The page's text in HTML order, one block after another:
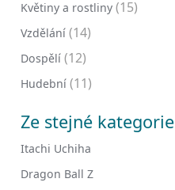
Květiny a rostliny (15)
Vzdělání (14)
Dospělí (12)
Hudební (11)
Ze stejné kategorie
Itachi Uchiha
Dragon Ball Z